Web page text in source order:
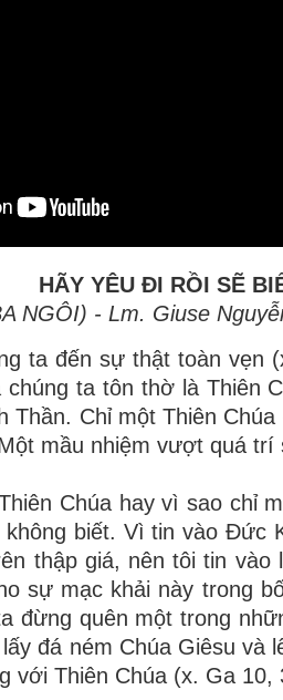
HÃY YÊU ĐI RỒI SẼ
NGÔI) - Lm. Giuse
ta đến sự thật toàn vẹn
ta tôn thờ là Thiên
Thần. Chỉ một Thiên
mầu nhiệm vượt quá trí
Chúa hay vì sao chỉ
biết. Vì tin vào Đức
thập giá, nên tôi tin
sự mạc khải này trong
đừng quên một trong
đá ném Chúa Giêsu
với Thiên Chúa (x. Ga